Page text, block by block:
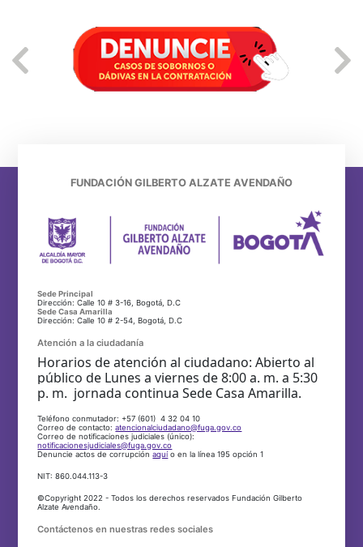
FUNDACIÓN GILBERTO ALZATE AVENDAÑO
Sede Principal
Dirección: Calle 10 # 3-16, Bogotá, D.C
Sede Casa Amarilla
Dirección: Calle 10 # 2-54, Bogotá, D.C
Atención a la ciudadanía
Horarios de atención al ciudadano: Abierto al
público de Lunes a viernes de 8:00 a. m. a 5:30
p. m. jornada continua Sede Casa Amarilla.
Teléfono conmutador: +57 (601) 4 32 04 10
Correo de contacto:atencionalciudadano@fuga.gov.co
Correo de notificaciones judiciales (único):
notificacionesjudiciales@fuga.gov.co
Denuncie actos de corrupciónaquío en la línea 195 opción 1
NIT: 860.044.113-3
©Copyright 2022 - Todos los derechos reservados Fundación Gilberto
Alzate Avendaño.
Contáctenos en nuestras redes sociales